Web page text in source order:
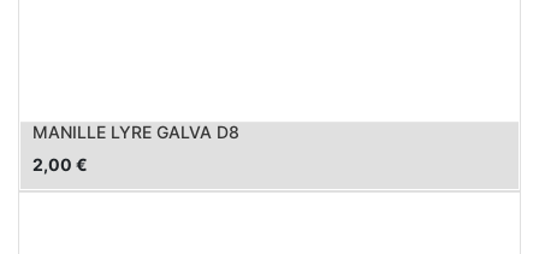
MANILLE LYRE GALVA D8
2,00 €